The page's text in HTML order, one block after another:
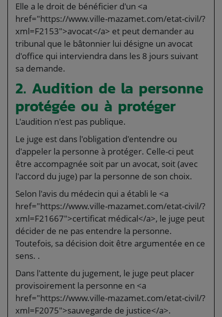
Elle a le droit de bénéficier d'un <a
href="https://www.ville-mazamet.com/etat-civil/?
xml=F2153">avocat</a> et peut demander au
tribunal que le bâtonnier lui désigne un avocat
d'office qui interviendra dans les 8 jours suivant
sa demande.
2. Audition de la personne
protégée ou à protéger
L'audition n'est pas publique.
Le juge est dans l'obligation d'entendre ou
d'appeler la personne à protéger. Celle-ci peut
être accompagnée soit par un avocat, soit (avec
l'accord du juge) par la personne de son choix.
Selon l'avis du médecin qui a établi le <a
href="https://www.ville-mazamet.com/etat-civil/?
xml=F21667">certificat médical</a>, le juge peut
décider de ne pas entendre la personne.
Toutefois, sa décision doit être argumentée en ce
sens. .
Dans l'attente du jugement, le juge peut placer
provisoirement la personne en <a
href="https://www.ville-mazamet.com/etat-civil/?
xml=F2075">sauvegarde de justice</a>.